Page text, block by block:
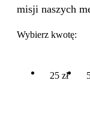
misji naszych
Wybierz kwotę:
25 zł